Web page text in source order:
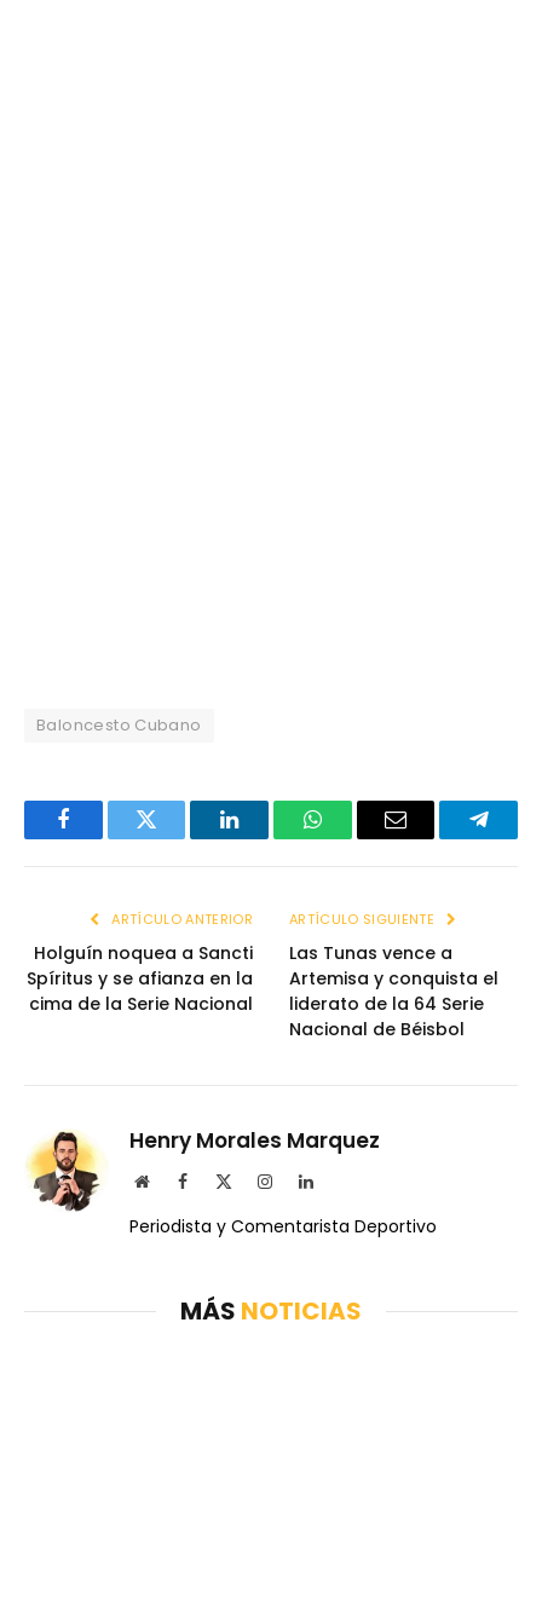
Baloncesto Cubano
FacebookTwitter LinkedInWhatsAppEmail
ARTÍCULO ANTERIOR
Holguín noquea a Sancti
Spíritus y se afianza en la
cima de la Serie Nacional
ARTÍCULO SIGUIENTE
Las Tunas vence a
Artemisa y conquista el
liderato de la 64 Serie
Nacional de Béisbol
Henry Morales Marquez
WebsiteFacebook InstagramLinkedIn
Periodista y Comentarista Deportivo
MÁS NOTICIAS